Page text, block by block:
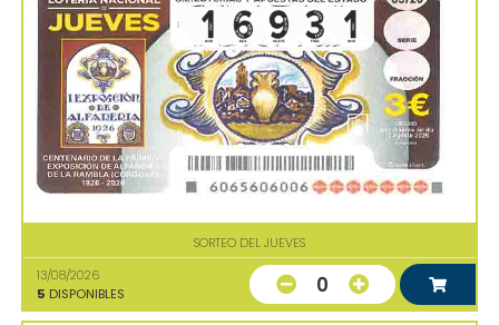
SORTEO DEL JUEVES
13/08/2026
5 DISPONIBLES 0